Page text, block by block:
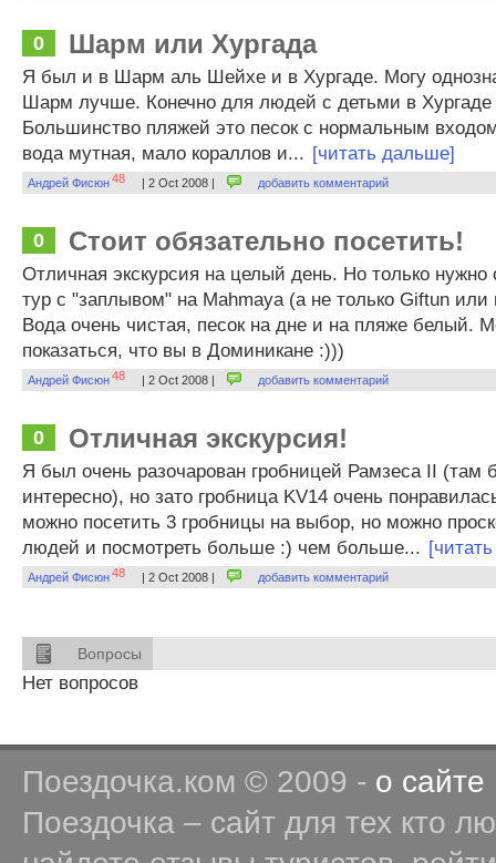
0 Шарм или Хургада
Я был и в Шарм аль Шейхе и в Хургаде. Могу
Шарм лучше. Конечно для людей с детьми в Хургаде
Большинство пляжей это песок с нормальным
вода мутная, мало кораллов и... [читать дальше]
Андрей Фисюн48 | 2 Oct 2008 | добавить комментарий
0 Стоит обязательно посетить!
Отличная экскурсия на целый день. Но только нужно
тур с "заплывом" на Mahmaya (а не только Giftun
Вода очень чистая, песок на дне и на пляже белый.
показаться, что вы в Доминикане :)))
Андрей Фисюн48 | 2 Oct 2008 | добавить комментарий
0 Отличная экскурсия!
Я был очень разочарован гробницей Рамзеса II (там
интересно), но зато гробница KV14 очень
можно посетить 3 гробницы на выбор, но можно
людей и посмотреть больше :) чем больше...
Андрей Фисюн48 | 2 Oct 2008 | добавить комментарий
Вопросы
Нет вопросов
Поездочка.ком © 2009 - о сайте
Поездочка – сайт для тех кто